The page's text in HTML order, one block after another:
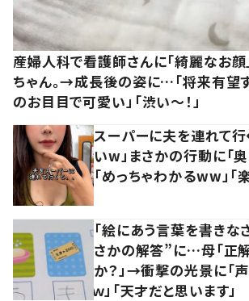
産婦人科で看護師さんに「綺麗なお顔
ちゃん。→成長後の姿に…「将来有望す
のお目目で可愛い」「渋い～！」
スーパーに夫を連れて行
いw」まさかの行動に「奥
「めっちゃわかるww」「
「絵にあう言葉を書きな
さかの解答”に…母「正
か？」→衝撃の光景に「
ｗ」「天才だと思います」